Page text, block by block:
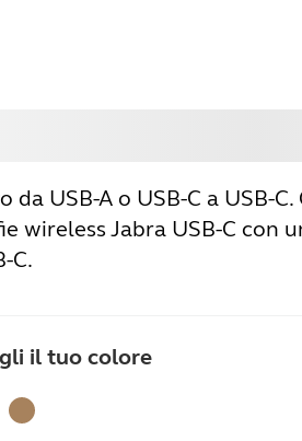
da USB-A o USB-C a USB-
wireless Jabra USB-C con
C.
il tuo colore
Beige oro